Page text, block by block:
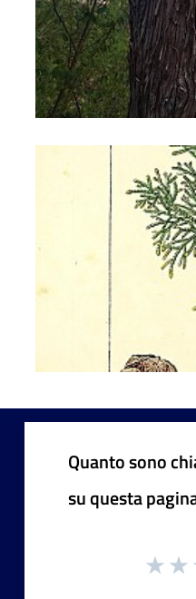
Cipresso di Monterey
Quanto sono
su questa